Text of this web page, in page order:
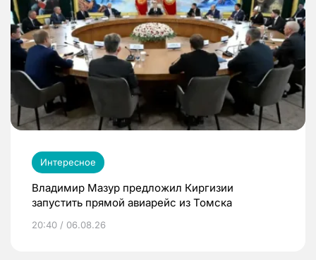
Интересное
Владимир Мазур предложил Киргизии
запустить прямой авиарейс из Томска
20:40 / 06.08.26